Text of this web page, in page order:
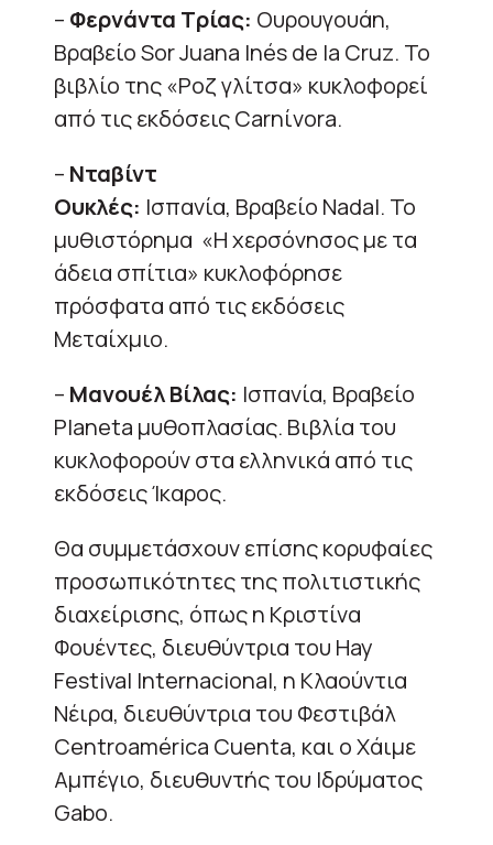
– Φερνάντα Τρίας: Ουρουγουάη,
Βραβείο Sor Juana Inés de la Cruz. Το
βιβλίο της «Ροζ γλίτσα» κυκλοφορεί
από τις εκδόσεις Carnίvora.
– Νταβίντ
Ουκλές: Ισπανία, Βραβείο Nadal. Το
μυθιστόρημα «Η χερσόνησος με τα
άδεια σπίτια» κυκλοφόρησε
πρόσφατα από τις εκδόσεις
Μεταίχμιο.
– Μανουέλ Βίλας: Ισπανία, Βραβείο
Planeta μυθοπλασίας. Βιβλία του
κυκλοφορούν στα ελληνικά από τις
εκδόσεις Ίκαρος.
Θα συμμετάσχουν επίσης κορυφαίες
προσωπικότητες της πολιτιστικής
διαχείρισης, όπως η Κριστίνα
Φουέντες, διευθύντρια του Hay
Festival Internacional, η Κλαούντια
Νέιρα, διευθύντρια του Φεστιβάλ
Centroamérica Cuenta, και ο Χάιμε
Αμπέγιο, διευθυντής του Ιδρύματος
Gabo.